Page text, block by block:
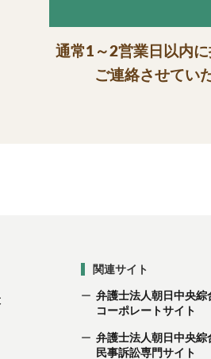
通常1～2営業日以内
ご連絡させてい
関連サイト
弁護士法人朝日中央綜
コーポレートサイト
弁護士法人朝日中央綜
民事訴訟専門サイト